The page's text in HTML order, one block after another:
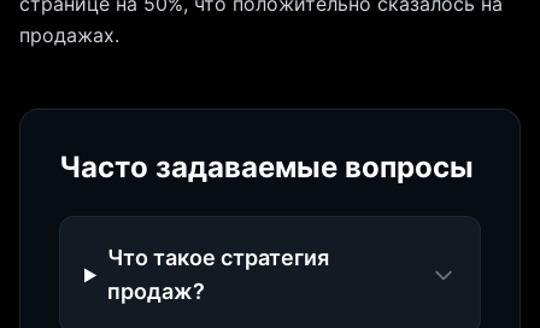
продажах.
Часто задаваемые вопросы
Что такое стратегия
продаж?